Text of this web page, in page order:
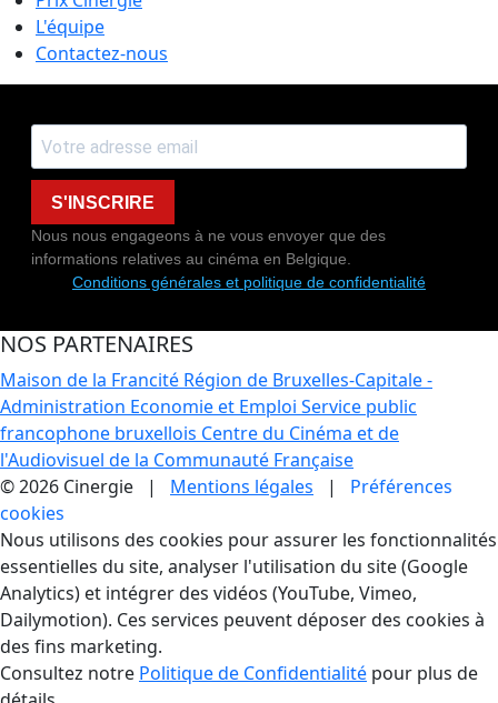
L'équipe
Contactez-nous
S'INSCRIRE
Nous nous engageons à ne vous envoyer que des
informations relatives au cinéma en Belgique.
Conditions générales et politique de confidentialité
NOS PARTENAIRES
Maison de la Francité Région de Bruxelles-Capitale -
Administration Economie et Emploi Service public
francophone bruxellois Centre du Cinéma et de
l'Audiovisuel de la Communauté Française
© 2026 Cinergie | Mentions légales | Préférences
cookies
Gestion des Cookies
Nous utilisons des cookies pour assurer les fonctionnalités
essentielles du site, analyser l'utilisation du site (Google
Analytics) et intégrer des vidéos (YouTube, Vimeo,
Dailymotion). Ces services peuvent déposer des cookies à
des fins marketing.
Consultez notre Politique de Confidentialité pour plus de